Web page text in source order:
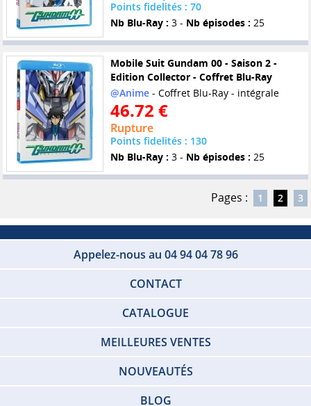
Points fidelités : 70
Nb Blu-Ray : 3 - Nb épisodes : 25
Mobile Suit Gundam 00 - Saison 2 -
Edition Collector - Coffret Blu-Ray
@Anime- Coffret Blu-Ray - intégrale
46.72 €
Rupture
Points fidelités : 130
Nb Blu-Ray : 3 - Nb épisodes : 25
Pages : 1 2 3
Appelez-nous au 04 94 04 78 96
CONTACT
CATALOGUE
MEILLEURES VENTES
NOUVEAUTÉS
BLOG